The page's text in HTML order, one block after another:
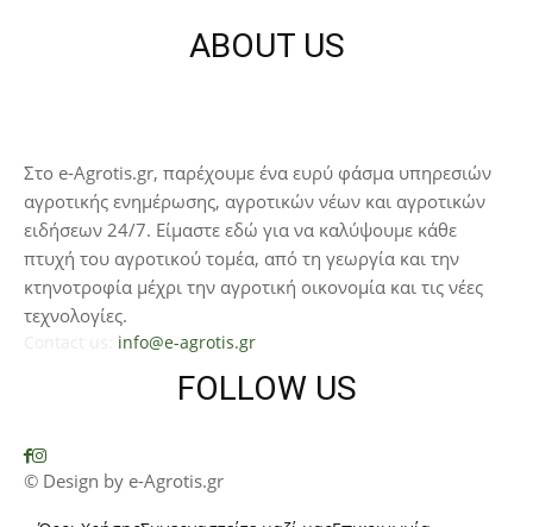
ABOUT US
Στο e-Agrotis.gr, παρέχουμε ένα ευρύ φάσμα υπηρεσιών
αγροτικής ενημέρωσης, αγροτικών νέων και αγροτικών
ειδήσεων 24/7. Είμαστε εδώ για να καλύψουμε κάθε
πτυχή του αγροτικού τομέα, από τη γεωργία και την
κτηνοτροφία μέχρι την αγροτική οικονομία και τις νέες
τεχνολογίες.
info@e-agrotis.gr
FOLLOW US
© Design by e-Agrotis.gr